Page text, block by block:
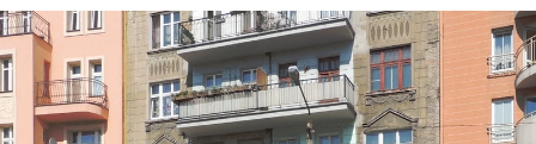
Kliknij, aby powiększyć